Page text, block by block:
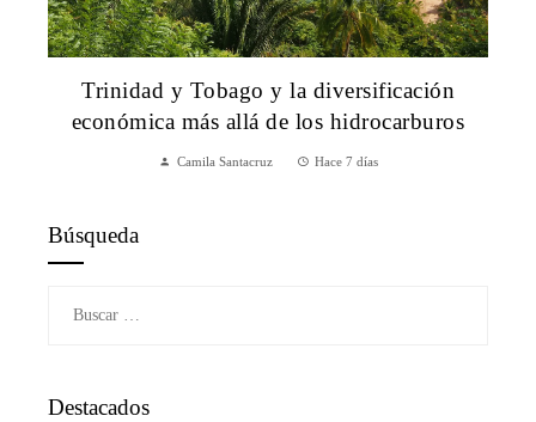
Trinidad y Tobago y la diversificación
económica más allá de los hidrocarburos
Camila Santacruz Hace 7 días
Búsqueda
Destacados